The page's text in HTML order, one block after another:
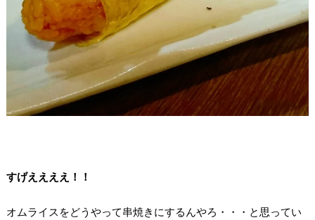
すげええええ！！
オムライスをどうやって串焼きにするんやろ・・・と思ってい